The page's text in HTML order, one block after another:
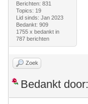
Berichten: 831
Topics: 19
Lid sinds: Jan 2023
Bedankt: 909
1755 x bedankt in
787 berichten
Zoek
Bedankt door: